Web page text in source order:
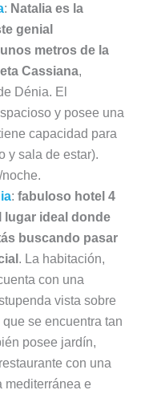
: Natalia es la
genial
metros de la
Cassiana,
Dénia. El
y posee una
capacidad para
y sala de estar).
: fabuloso hotel 4
lugar ideal donde
buscando pasar
. La habitación,
con una
vista sobre
se encuentra tan
posee jardín,
con una
mediterránea e